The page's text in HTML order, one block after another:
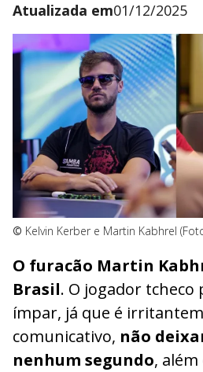
Atualizada em01/12/2025
© Kelvin Kerber e Martin Kabhrel
O furacão Martin
Brasil. O jogador
ímpar, já que é
comunicativo, não
nenhum segundo,